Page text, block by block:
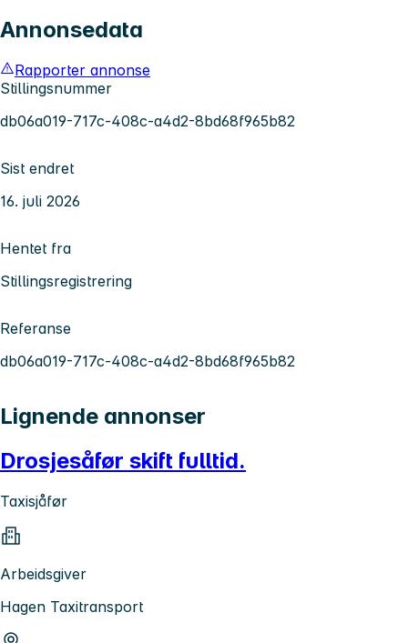
Annonsedata
Rapporter annonse
Stillingsnummer
db06a019-717c-408c-a4d2-8bd68f965b82
Sist endret
16. juli 2026
Hentet fra
Stillingsregistrering
Referanse
db06a019-717c-408c-a4d2-8bd68f965b82
Lignende annonser
Drosjesåfør skift fulltid.
Taxisjåfør
Arbeidsgiver
Hagen Taxitransport